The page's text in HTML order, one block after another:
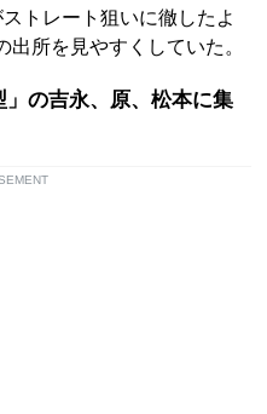
トレート狙いに徹したよ
所を見やすくしていた。
の吉永、原、松本に集